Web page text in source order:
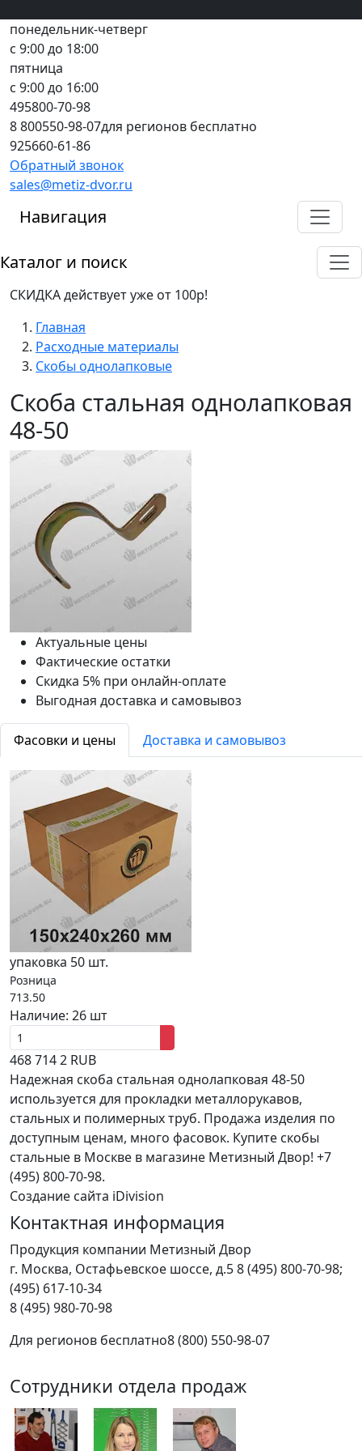
понедельник-четверг
с 9:00 до 18:00
пятница
с 9:00 до 16:00
495800-70-98
8 800550-98-07для регионов бесплатно
925660-61-86
Обратный звонок
sales@metiz-dvor.ru
Навигация
Каталог и поиск
СКИДКА действует уже от 100р!
Главная
Расходные материалы
Скобы однолапковые
Скоба стальная однолапковая
48-50
Актуальные цены
Фактические остатки
Скидка 5% при онлайн-оплате
Выгодная доставка и самовывоз
Фасовки и цены Доставка и самовывоз
упаковка 50 шт.
Розница
713.50
Наличие: 26 шт
4687142 RUB
Надежная скоба стальная однолапковая 48-50
используется для прокладки металлорукавов,
стальных и полимерных труб. Продажа изделия по
доступным ценам, много фасовок. Купите скобы
стальные в Москве в магазине Метизный Двор! +7
(495) 800-70-98.
Создание сайта iDivision
Контактная информация
Продукция компании Метизный Двор
г. Москва, Остафьевское шоссе, д.58 (495) 800-70-98;
(495) 617-10-34
8 (495) 980-70-98
Для регионов бесплатно8 (800) 550-98-07
Сотрудники отдела продаж